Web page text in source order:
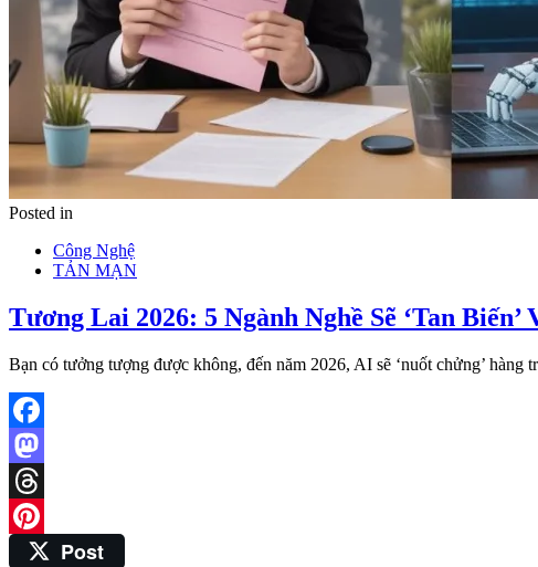
Posted in
Công Nghệ
TẢN MẠN
Tương Lai 2026: 5 Ngành Nghề Sẽ ‘Tan
Bạn có tưởng tượng được không, đến năm 2026, AI sẽ ‘nuốt chửng’ hàng
Facebook
Mastodon
Threads
PinterestPost